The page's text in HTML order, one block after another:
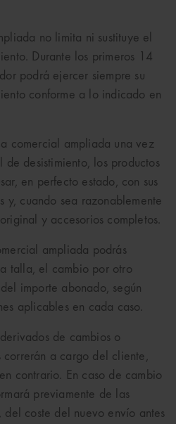
no limita ni sustituye el
Durante los primeros 14
podrá ejercer siempre su
conforme a lo indicado en
comercial ampliada una vez
desistimiento, los productos
en perfecto estado, con sus
y, cuando sea razonablemente
y accesorios completos.
ampliada podrás
talla, el cambio por otro
importe abonado, según
aplicables en cada caso.
de cambios o
correrán a cargo del cliente,
contrario. En caso de cambio
previamente de las
del coste del nuevo envío antes